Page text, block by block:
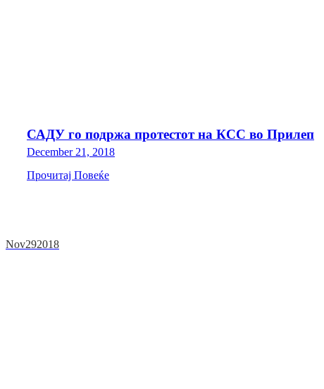
САДУ го подржа протестот на КСС во Прилеп
December 21, 2018
Прочитај Повеќе
Nov292018